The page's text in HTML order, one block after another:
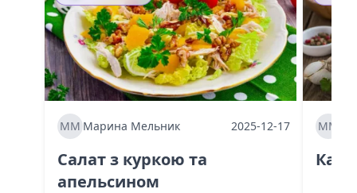
ММ Марина Мельник 2025-12-17
Салат з куркою та
апельсином
ММ